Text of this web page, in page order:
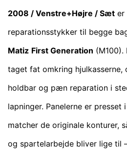
2008 / Venstre+Højre / Sæt er
reparationsstykker til begge
Matiz First Generation (M100).
taget fat omkring hjulkasserne,
holdbar og pæn reparation i
lapninger. Panelerne er presset i
matcher de originale konturer,
og spartelarbejde bliver lige til